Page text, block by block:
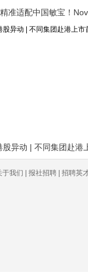
精准适配中国敏宝！
股异动 | 不同集团赴港
于我们 | 报社招聘 | 招聘英